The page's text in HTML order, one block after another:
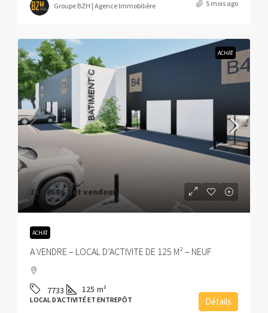
Groupe BZH | Agence Immobilière 5 mois ago
ACHAT
211 250€Net vendeur
ACHAT
A VENDRE – LOCAL D’ACTIVITE DE 125 M² – NEUF
7733 125 m²
LOCAL D’ACTIVITÉ ET ENTREPÔT Détails